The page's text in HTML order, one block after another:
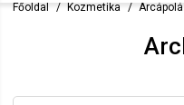
Főoldal Kozmetika